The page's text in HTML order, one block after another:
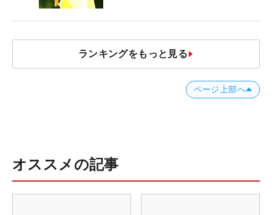
ランキングをもっと見る
ページ上部へ
オススメの記事